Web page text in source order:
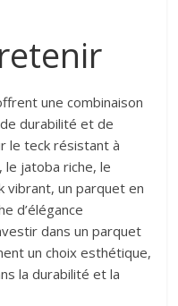
une combinaison
durabilité et de
le teck résistant à
le jatoba riche, le
vibrant, un parquet en
d’élégance
dans un parquet
un choix esthétique,
la durabilité et la